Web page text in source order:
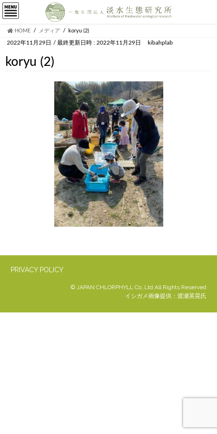
HOME メディア koryu (2)
2022年11月29日 / 最終更新日時 : 2022年11月29日 kibahplab
koryu (2)
PRIVACY POLICY
© JAPAN CHLORPHYLL Co,.Ltd All Rights Reserved
イシガメ画像提供：渡瀬英晃氏